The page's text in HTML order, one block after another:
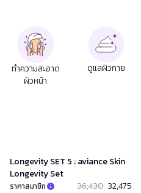
ทำความสะอาด
ผิวหน้า
ดูแลผิวกาย
Longevity SET 5 : aviance Skin
Longevity Set
ราคาสมาชิก 36,430 32,475